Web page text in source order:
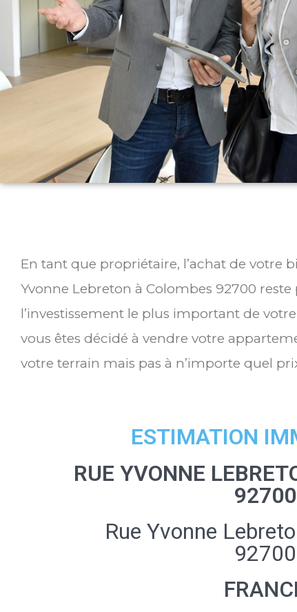
En tant que propriétaire, l’achat de votre
Yvonne Lebreton à Colombes 92700
l’investissement le plus important de
vous êtes décidé à vendre votre
votre terrain mais pas à n’importe quel
ESTIMATION
RUE YVONNE
92700
Rue Yvonne
92700